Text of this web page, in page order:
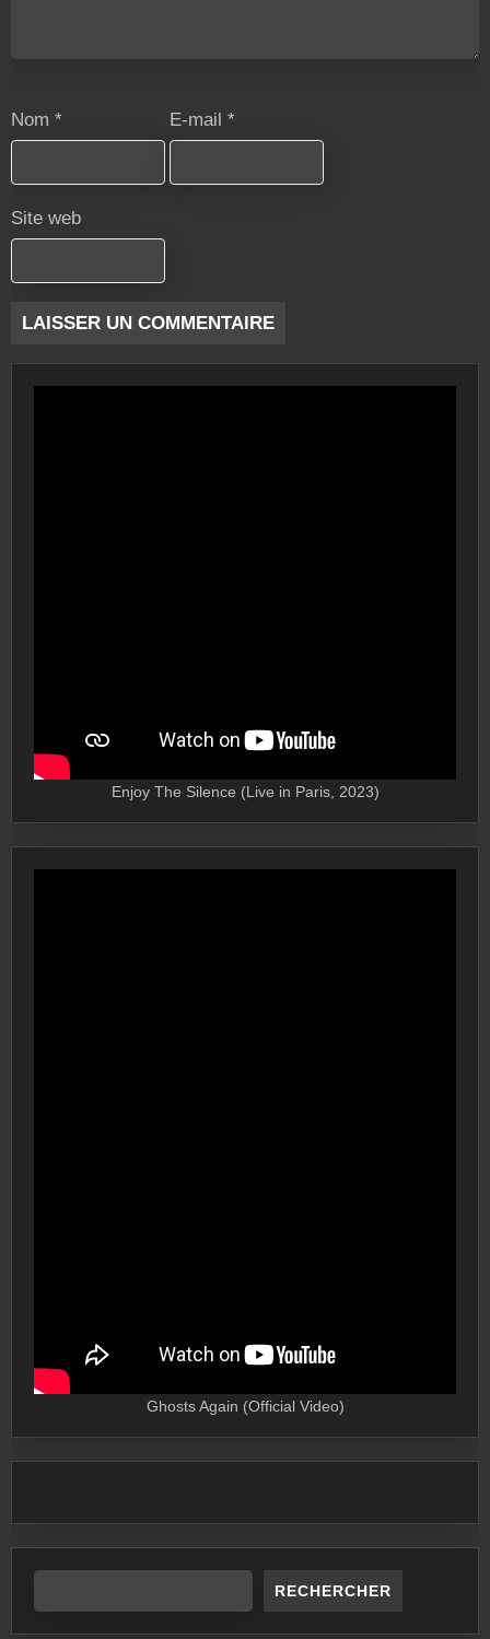
Nom * E-mail *
Site web
Enjoy The Silence (Live in Paris, 2023)
Ghosts Again (Official Video)
RECHERCHER